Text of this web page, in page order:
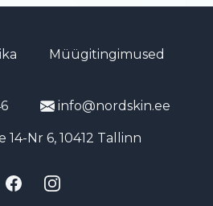
Müügitingimused
info@nordskin.ee
14-Nr 6, 10412 Tallinn
FacebookInstagram